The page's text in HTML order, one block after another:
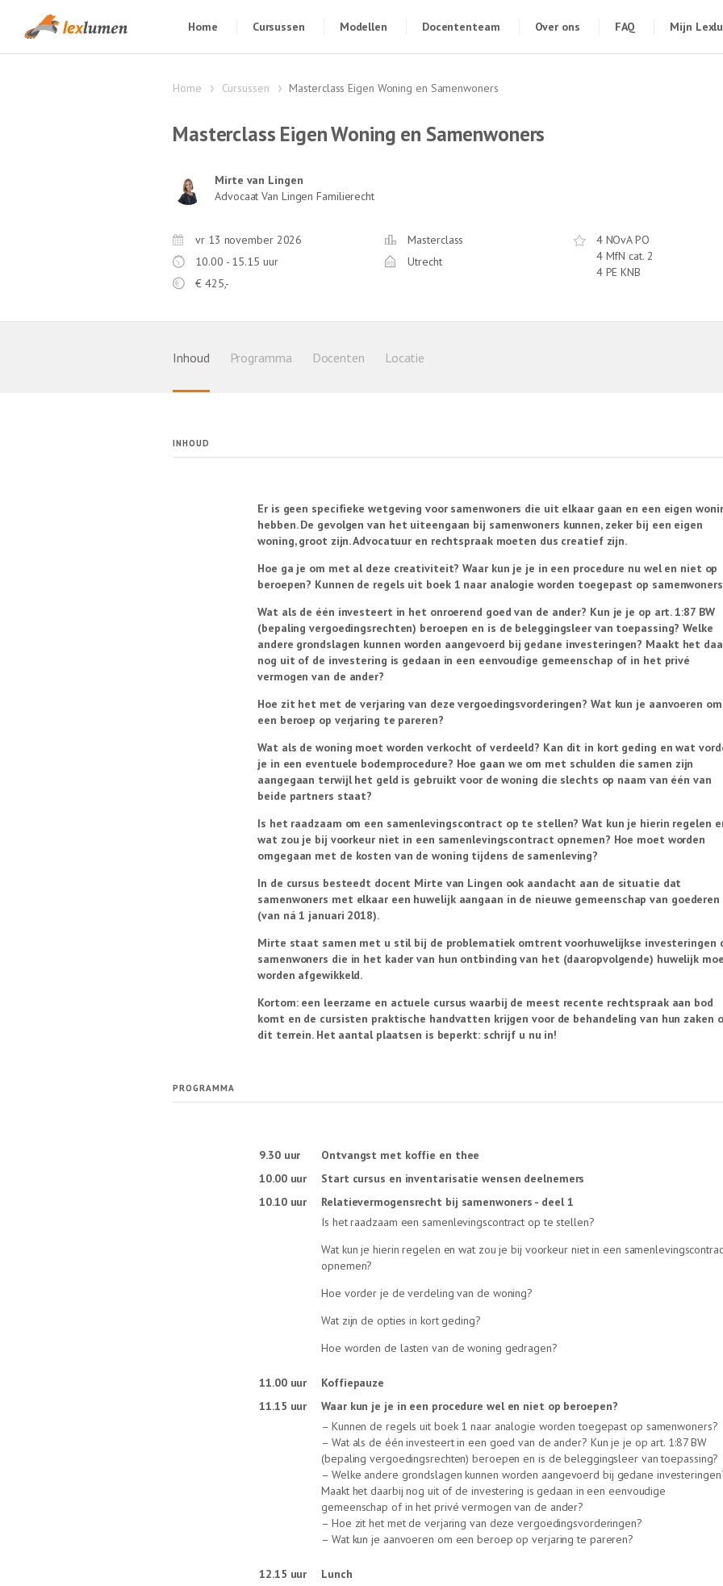
Home Cursussen Modellen Docententeam Over ons FAQ Mijn
Home Cursussen Masterclass Eigen Woning en Samenwoners
Masterclass Eigen Woning en Samenwoners
Mirte van Lingen
Advocaat Van Lingen Familierecht
vr 13 november 2026
10.00 - 15.15 uur
€ 425,-
Masterclass
Utrecht
4 NOvA PO
/
4 MfN cat. 2
/
4 PE KNB
Inhoud Programma Docenten Locatie
INHOUD
Er is geen specifieke wetgeving voor samenwoners die uit elkaar gaan en een eigen
hebben. De gevolgen van het uiteengaan bij samenwoners kunnen, zeker bij een eigen
woning, groot zijn. Advocatuur en rechtspraak moeten dus creatief zijn.
Hoe ga je om met al deze creativiteit? Waar kun je je in een procedure nu wel en niet op
beroepen? Kunnen de regels uit boek 1 naar analogie worden toegepast op
Wat als de één investeert in het onroerend goed van de ander? Kun je je op art. 1:87 BW
(bepaling vergoedingsrechten) beroepen en is de beleggingsleer van toepassing? Welke
andere grondslagen kunnen worden aangevoerd bij gedane investeringen? Maakt het
nog uit of de investering is gedaan in een eenvoudige gemeenschap of in het privé
vermogen van de ander?
Hoe zit het met de verjaring van deze vergoedingsvorderingen? Wat kun je aanvoeren om
een beroep op verjaring te pareren?
Wat als de woning moet worden verkocht of verdeeld? Kan dit in kort geding en wat
je in een eventuele bodemprocedure? Hoe gaan we om met schulden die samen zijn
aangegaan terwijl het geld is gebruikt voor de woning die slechts op naam van één van
beide partners staat?
Is het raadzaam om een samenlevingscontract op te stellen? Wat kun je hierin regelen
wat zou je bij voorkeur niet in een samenlevingscontract opnemen? Hoe moet worden
omgegaan met de kosten van de woning tijdens de samenleving?
In de cursus besteedt docent Mirte van Lingen ook aandacht aan de situatie dat
samenwoners met elkaar een huwelijk aangaan in de nieuwe gemeenschap van goederen
(van ná 1 januari 2018).
Mirte staat samen met u stil bij de problematiek omtrent voorhuwelijkse investeringen
samenwoners die in het kader van hun ontbinding van het (daaropvolgende) huwelijk
worden afgewikkeld.
Kortom: een leerzame en actuele cursus waarbij de meest recente rechtspraak aan bod
komt en de cursisten praktische handvatten krijgen voor de behandeling van hun zaken
dit terrein. Het aantal plaatsen is beperkt: schrijf u nu in!
PROGRAMMA
9.30 uur
Ontvangst met koffie en thee
10.00 uur
Start cursus en inventarisatie wensen deelnemers
10.10 uur
Relatievermogensrecht bij samenwoners - deel 1
Is het raadzaam een samenlevingscontract op te stellen?
Wat kun je hierin regelen en wat zou je bij voorkeur niet in een
opnemen?
Hoe vorder je de verdeling van de woning?
Wat zijn de opties in kort geding?
Hoe worden de lasten van de woning gedragen?
11.00 uur
Koffiepauze
11.15 uur
Waar kun je je in een procedure wel en niet op beroepen?
– Kunnen de regels uit boek 1 naar analogie worden toegepast op samenwoners?
– Wat als de één investeert in een goed van de ander? Kun je je op art. 1:87 BW
(bepaling vergoedingsrechten) beroepen en is de beleggingsleer van toepassing?
– Welke andere grondslagen kunnen worden aangevoerd bij gedane
Maakt het daarbij nog uit of de investering is gedaan in een eenvoudige
gemeenschap of in het privé vermogen van de ander?
– Hoe zit het met de verjaring van deze vergoedingsvorderingen?
– Wat kun je aanvoeren om een beroep op verjaring te pareren?
12.15 uur
Lunch